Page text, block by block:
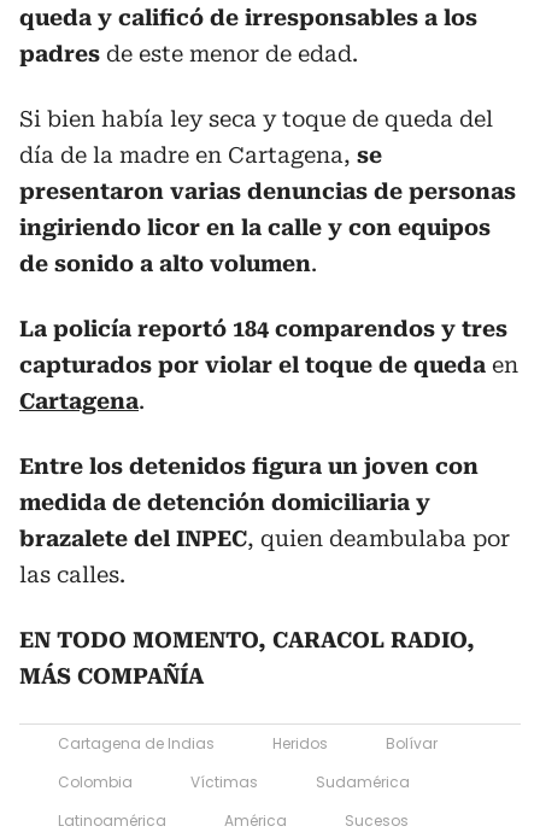
queda y calificó de irresponsables a los
padres de este menor de edad.
Si bien había ley seca y toque de queda del
día de la madre en Cartagena, se
presentaron varias denuncias de personas
ingiriendo licor en la calle y con equipos
de sonido a alto volumen.
La policía reportó 184 comparendos y tres
capturados por violar el toque de queda en
Cartagena.
Entre los detenidos figura un joven con
medida de detención domiciliaria y
brazalete del INPEC, quien deambulaba por
las calles.
EN TODO MOMENTO, CARACOL RADIO,
MÁS COMPAÑÍA
Cartagena de Indias Heridos
Bolívar
Colombia
Víctimas
Sudamérica
Latinoamérica
América Sucesos